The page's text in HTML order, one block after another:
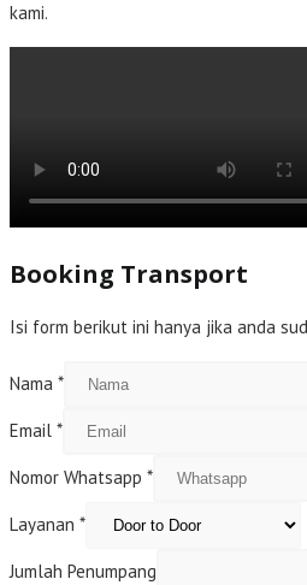
kami.
Booking Transport
Isi form berikut ini hanya jika anda
Nama *
Email *
Nomor Whatsapp *
Layanan *
Jumlah Penumpang